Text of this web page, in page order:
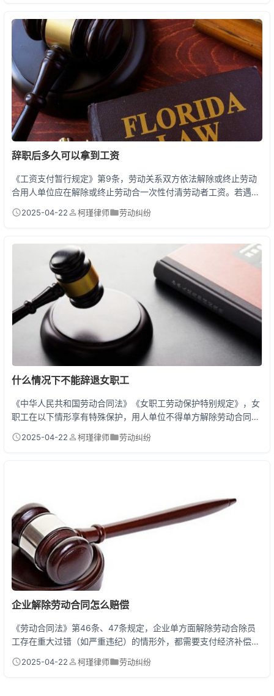
拖欠工资就像借了钱不还，但别慌！法律早就给你准备好了三板
斧： 第一斧：先礼后兵。带着劳动合同、工资条、...
辞职后多久可以拿到工资
《工资支付暂行规定》第9条，劳动关系双方依法解除或终止劳动
合用人单位应在解除或终止劳动合一次性付清劳动者工资。若遇特
就是说，你离职当天就该结清工资，实在有困难的公司也要在次月
多中小公司会在离职当天直接发现金或转账，特别是餐饮、零售等
服务行业，这类老板怕员工后续扯皮。 第二种是次月...
2025-04-22 柯瑾律师 劳动纠纷
什么情况下不能辞退女职工
《中华人民共和国劳动合同法》《女职工劳动保护特别规定》，女
职工在以下情形享有特殊保护，用人单位不得单方解除劳动合同：
疗期内；3）疑似职业病诊断观察期间；4）因工伤丧失劳动能力；
2025-04-22 柯瑾律师 劳动纠纷
企业解除劳动合同怎么赔偿
《劳动合同法》第46条、47条规定，企业单方面解除劳动合除员
工存在重大过错（如严重违纪）的情形外，都需要支付经济补偿
资，6个月以上不满1年按1年计算，不满6个月支付半个月工资。企
2025-04-22 柯瑾律师 劳动纠纷